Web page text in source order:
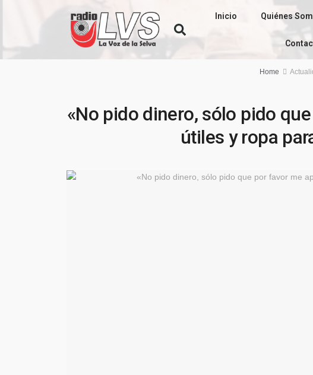
Inicio Quiénes
Home
«No pido dinero, sólo pido
útiles y ropa